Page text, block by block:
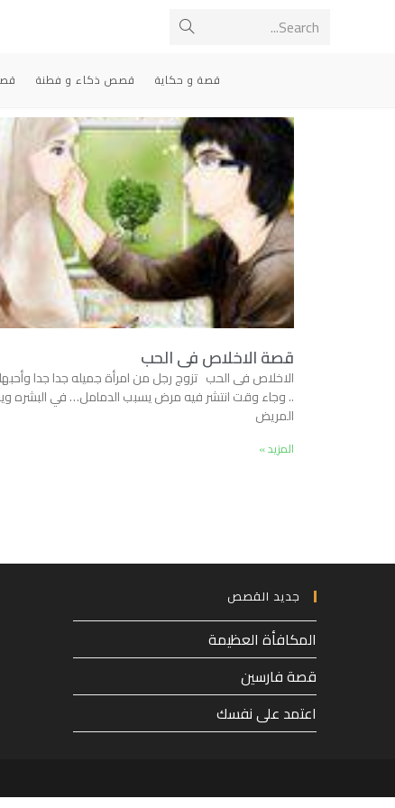
Search...
قصة و حكاية قصص ذكاء و فطنة
قصة الاخلاص فى الحب
الاخلاص فى الحب تزوج رجل من امرأة جميله جدا جدا
.. وجاء وقت انتشر فيه مرض يسبب الدمامل… في البشره
المريض
المزيد »
جديد القصص
المكافأة العظيمة
قصة فارسين
اعتمد على نفسك